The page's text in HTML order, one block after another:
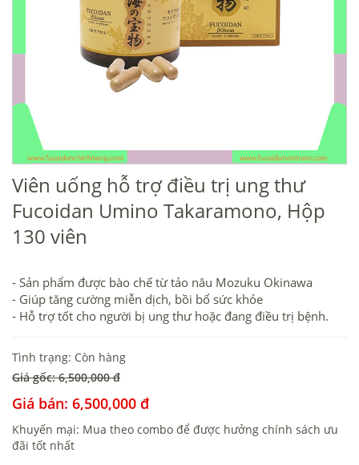
Viên uống hỗ trợ điều trị ung thư
Fucoidan Umino Takaramono, Hộp
130 viên
- Sản phẩm được bào chế từ tảo nâu Mozuku Okinawa
- Giúp tăng cường miễn dịch, bồi bổ sức khỏe
- Hỗ trợ tốt cho người bị ung thư hoặc đang điều trị bệnh.
Tình trạng: Còn hàng
Giá gốc: 6,500,000 đ
Giá bán: 6,500,000 đ
Khuyến mại: Mua theo combo để được hưởng chính sách ưu
đãi tốt nhất